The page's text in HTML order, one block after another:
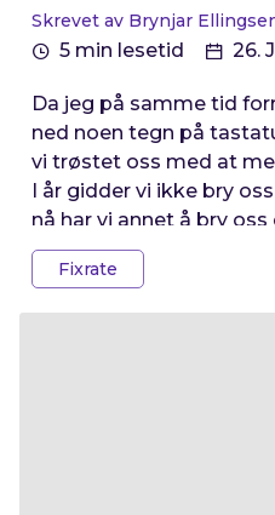
Skrevet av Brynjar
5 min lesetid 26.
Da jeg på samme tid
ned noen tegn på
vi trøstet oss med at
I år gidder vi ikke bry
nå har vi annet å bry oss
Fixrate